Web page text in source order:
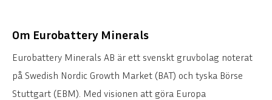
Om Eurobattery Minerals
Eurobattery Minerals AB är ett svenskt gruvbolag noterat
på Swedish Nordic Growth Market (BAT) och tyska Börse
Stuttgart (EBM). Med visionen att göra Europa